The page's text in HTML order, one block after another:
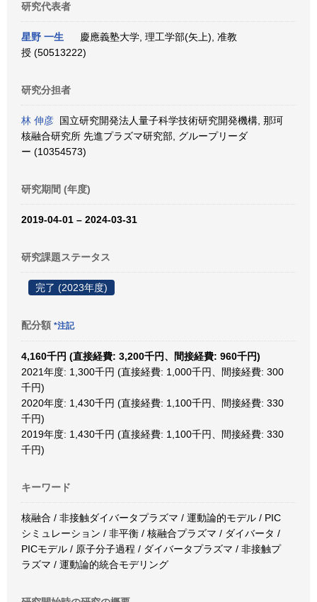
研究代表者
星野 一生
慶應義塾大学, 理工学部(矢上), 准教
授 (50513222)
研究分担者
林 伸彦 国立研究開発法人量子科学技術研究開発機構, 那珂
核融合研究所 先進プラズマ研究部, グループリーダ
ー (10354573)
研究期間 (年度)
2019-04-01 – 2024-03-31
研究課題ステータス
完了 (2023年度)
配分額 *注記
4,160千円 (直接経費: 3,200千円、間接経費: 960千円)
2021年度: 1,300千円 (直接経費: 1,000千円、間接経費: 300
千円)
2020年度: 1,430千円 (直接経費: 1,100千円、間接経費: 330
千円)
2019年度: 1,430千円 (直接経費: 1,100千円、間接経費: 330
千円)
キーワード
核融合 / 非接触ダイバータプラズマ / 運動論的モデル / PIC
シミュレーション / 非平衡 / 核融合プラズマ / ダイバータ /
PICモデル / 原子分子過程 / ダイバータプラズマ / 非接触プ
ラズマ / 運動論的統合モデリング